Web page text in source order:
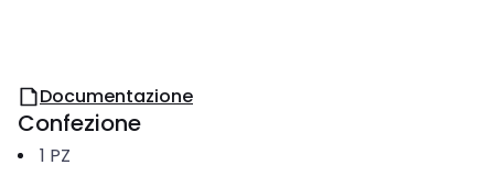
Documentazione
Confezione
1 PZ